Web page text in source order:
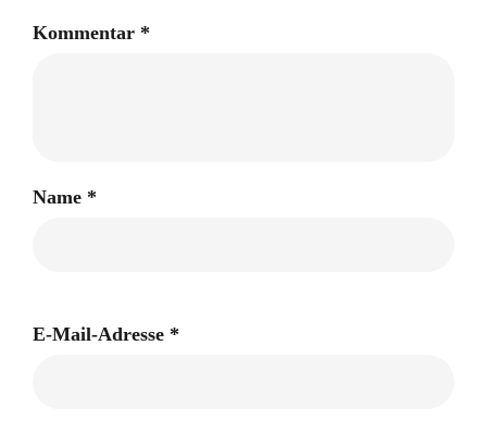
Kommentar *
Name *
E-Mail-Adresse *